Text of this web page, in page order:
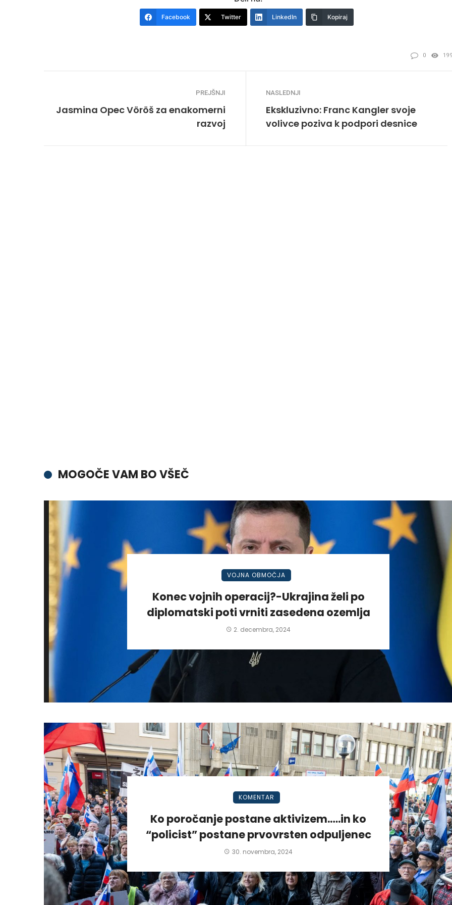
Facebook Twitter LinkedIn Kopiraj
0 199
PREJŠNJI
Jasmina Opec Vöröš za enakomerni
razvoj
NASLEDNJI
Ekskluzivno: Franc Kangler svoje
volivce poziva k podpori desnice
MOGOČE VAM BO VŠEČ
VOJNA OBMOČJA
Konec vojnih operacij?-Ukrajina želi po
diplomatski poti vrniti zasedena ozemlja
2. decembra, 2024
KOMENTAR
Ko poročanje postane aktivizem.….in ko
“policist” postane prvovrsten odpuljenec
30. novembra, 2024